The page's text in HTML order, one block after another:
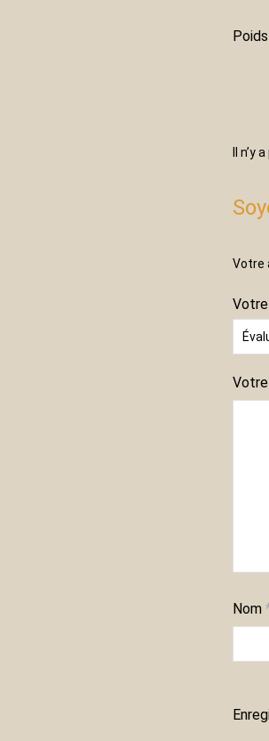
Poids
Il n’y
Votre
Nom